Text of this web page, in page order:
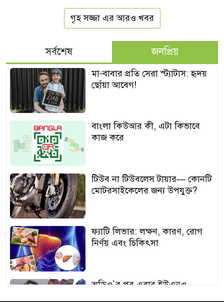
গৃহ সজ্জা এর আরও খবর
সর্বশেষ জনপ্রিয়
মা-বাবার প্রতি সেরা স্ট্যাটাস: হৃদয়
ছোঁয়া আবেগ!
বাংলা কিউআর কী, এটা কিভাবে
কাজ করে
টিউব না টিউবলেস টায়ার— কোনটি
মোটরসাইকেলের জন্য উপযুক্ত?
ফ্যাটি লিভার: লক্ষণ, কারণ, রোগ
নির্ণয় এবং চিকিৎসা
অডিও‍‍`র পর এবার ইউএনও